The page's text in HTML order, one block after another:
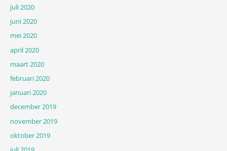
juli 2020
juni 2020
mei 2020
april 2020
maart 2020
februari 2020
januari 2020
december 2019
november 2019
oktober 2019